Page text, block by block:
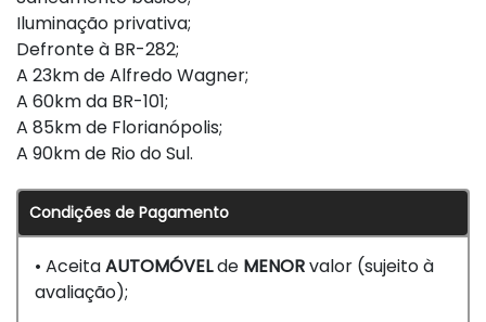
Iluminação privativa;
Defronte à BR-282;
A 23km de Alfredo Wagner;
A 60km da BR-101;
A 85km de Florianópolis;
A 90km de Rio do Sul.
Condições de Pagamento
• AceitaAUTOMÓVELde MENORvalor (sujeito à
avaliação);